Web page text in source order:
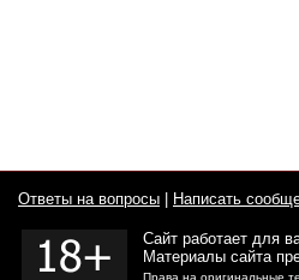
Ответы на вопросы Написать
Сайт работает для
Материалы сайта
Права на оригинальные